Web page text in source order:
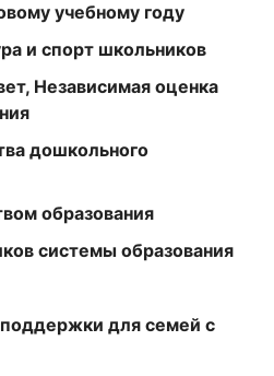
учебному году
и спорт школьников
Независимая оценка
дошкольного
образования
системы образования
для семей с